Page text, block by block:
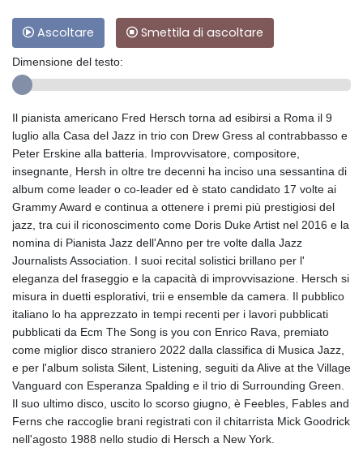
Ascoltare Smettila di ascoltare
Dimensione del testo:
Il pianista americano Fred Hersch torna ad esibirsi a Roma il 9
luglio alla Casa del Jazz in trio con Drew Gress al contrabbasso e
Peter Erskine alla batteria. Improvvisatore, compositore,
insegnante, Hersh in oltre tre decenni ha inciso una sessantina di
album come leader o co-leader ed è stato candidato 17 volte ai
Grammy Award e continua a ottenere i premi più prestigiosi del
jazz, tra cui il riconoscimento come Doris Duke Artist nel 2016 e la
nomina di Pianista Jazz dell'Anno per tre volte dalla Jazz
Journalists Association. I suoi recital solistici brillano per l'
eleganza del fraseggio e la capacità di improvvisazione. Hersch si
misura in duetti esplorativi, trii e ensemble da camera. Il pubblico
italiano lo ha apprezzato in tempi recenti per i lavori pubblicati
pubblicati da Ecm The Song is you con Enrico Rava, premiato
come miglior disco straniero 2022 dalla classifica di Musica Jazz,
e per l'album solista Silent, Listening, seguiti da Alive at the Village
Vanguard con Esperanza Spalding e il trio di Surrounding Green.
Il suo ultimo disco, uscito lo scorso giugno, è Feebles, Fables and
Ferns che raccoglie brani registrati con il chitarrista Mick Goodrick
nell'agosto 1988 nello studio di Hersch a New York.